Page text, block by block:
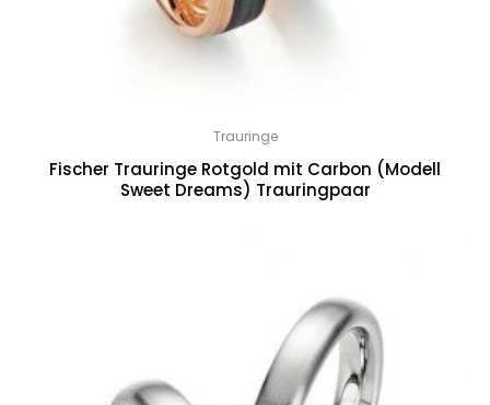
Trauringe
Fischer Trauringe Rotgold mit Carbon (Modell
Sweet Dreams) Trauringpaar